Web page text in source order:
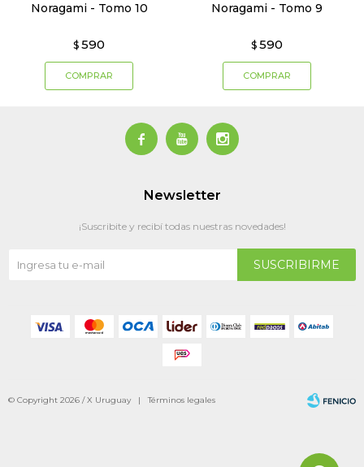
Noragami - Tomo 10
$ 590
Noragami - Tomo 9
$ 590
  
Newsletter
¡Suscribite y recibí todas nuestras novedades!
SUSCRIBIRME
© Copyright 2026 / X Uruguay |Términos legales